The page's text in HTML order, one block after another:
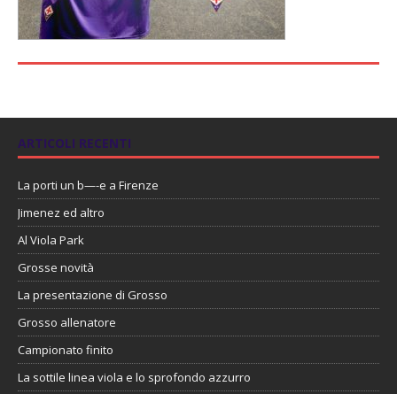
ARTICOLI RECENTI
La porti un b—-e a Firenze
Jimenez ed altro
Al Viola Park
Grosse novità
La presentazione di Grosso
Grosso allenatore
Campionato finito
La sottile linea viola e lo sprofondo azzurro